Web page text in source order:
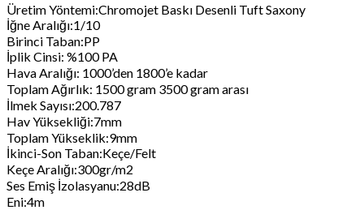
Üretim Yöntemi:Chromojet Baskı Desenli Tuft Saxony
İğne Aralığı:1/10
Birinci Taban:PP
İplik Cinsi: %100 PA
Hava Aralığı: 1000’den 1800’e kadar
Toplam Ağırlık: 1500 gram 3500 gram arası
İlmek Sayısı:200.787
Hav Yüksekliği:7mm
Toplam Yükseklik:9mm
İkinci-Son Taban:Keçe/Felt
Keçe Aralığı:300gr/m2
Ses Emiş İzolasyanu:28dB
Eni:4m